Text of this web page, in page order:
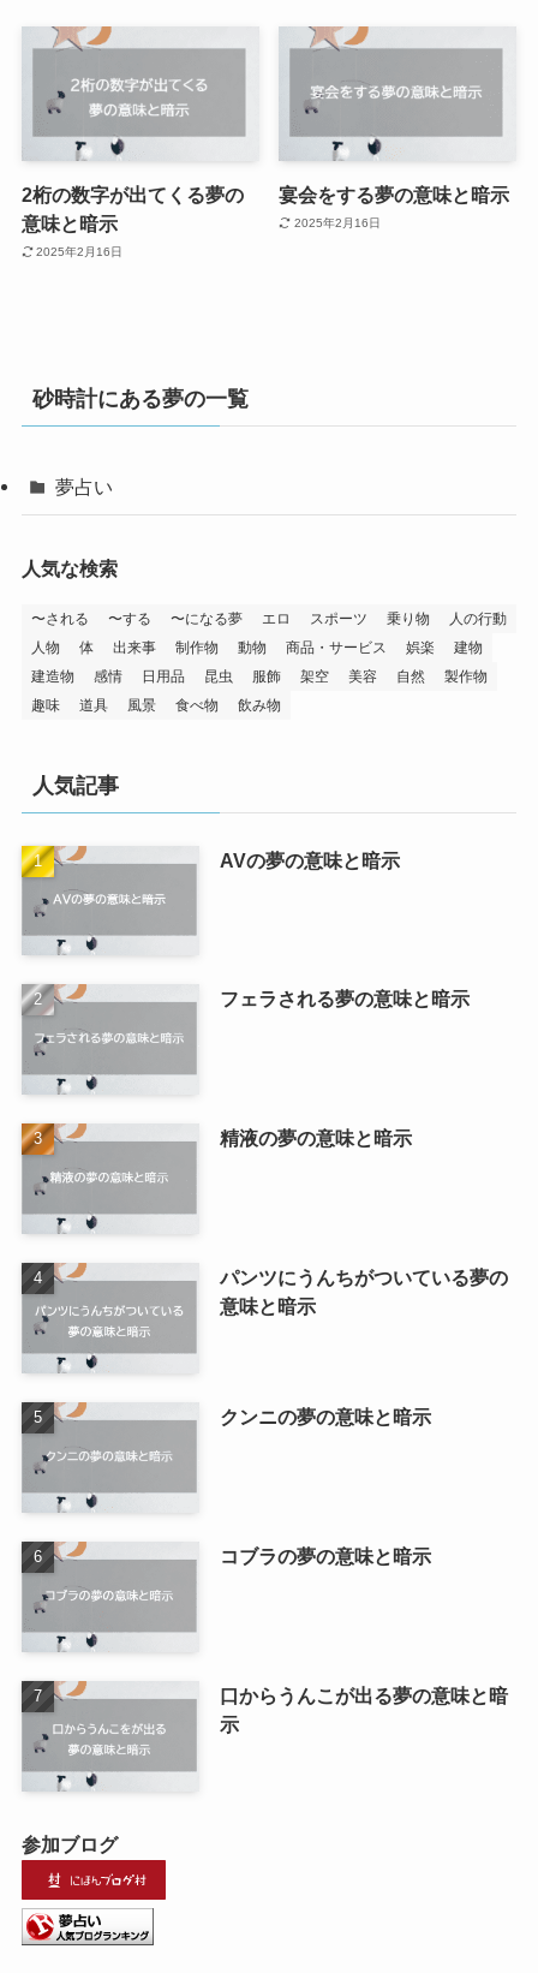
2桁の数字が出てくる夢の
意味と暗示
2025年2月16日
宴会をする夢の意味と暗示
2025年2月16日
砂時計にある夢の一覧
夢占い
人気な検索
〜される 〜する 〜になる夢 エロ スポーツ 乗り物
人の行動
人物
体 出来事 制作物 動物 商品・サービス 娯楽
建物
建造物
感情 日用品 昆虫 服飾 架空 美容 自然
製作物
趣味
道具 風景 食べ物 飲み物
人気記事
AVの夢の意味と暗示
フェラされる夢の意味と暗示
精液の夢の意味と暗示
パンツにうんちがついている夢の
意味と暗示
クンニの夢の意味と暗示
コブラの夢の意味と暗示
口からうんこが出る夢の意味と暗
示
参加ブログ